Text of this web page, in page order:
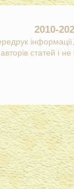
2010-
статей і не